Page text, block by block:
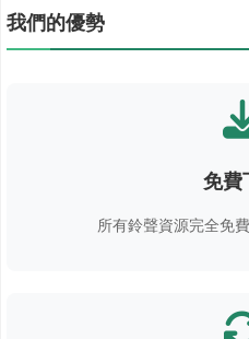
我們的優勢
免費
所有鈴聲資源完全免